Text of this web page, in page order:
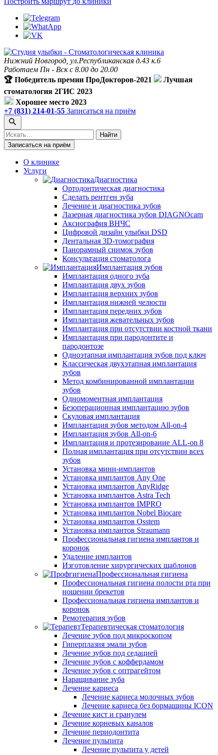
Нижний Новгород, ул.Республиканская д.43 к.6
Работаем Пн - Вск с 8.00 до 20.00
🏆 Победитель премии ПроДокторов-2021
Лучшая
стоматология 2ГИС 2023
Хорошее место 2023
+7 (831) 214-01-55 Записаться на приём
Поиск
по
сайту
Найти
Записаться на приём
О клинике
Услуги
Диагностика
Ортодонтическая диагностика
Сделать рентген зуба
Лечение и диагностика зубов
Лазерная диагностика зубов DIAGNOcam
Аксиография ВНЧС
Цифровой дизайн улыбки DSD
Дентальная 3D-томография
Панорамный снимок зубов
Консультация стоматолога
Имплантация зубов
Имплантация одного зуба
Имплантация двух зубов
Имплантация верхних зубов
Имплантация нижней челюсти
Имплантация передних зубов
Имплантация жевательных зубов
Имплантация при отсутствии костной ткани
Имплантация при пародонтите и
пародонтозе
Одноэтапная имплантация зубов под ключ
Классическая двухэтапная имплантация
зубов
Метод комбинированной имплантации
зубов
Одномоментная имплантация
Безоперационная имплантацию зубов
Скуловая имплантация
Имплантация зубов методом All-on-4
Имплантация зубов All-on-6
Имплантация и протезирование ALL-on 8
Полная имплантация при отсутствии всех
зубов
Установка мини-имплантов
Установка имплантов Any One
Установка имплантов AnyRidge
Установка имплантов Astra Tech
Установка имплантов IMPRO
Установка имплантов Nobel Biocare
Установка имплантов Osstem
Установка имплантов Straumann
Профессиональная гигиена имплантов и
коронок
Удаление имплантов
Изготовление хирургических шаблонов
Профессиональная гигиена
Профессиональная гигиена полости рта при
ношении брекетов
Профессиональная гигиена имплантов и
коронок
Ремотерапия зубов
Терапевтическая стоматология
Лечение зубов под микроскопом
Гиперплазия эмали зубов
Лечение зубов под седацией
Лечение зубов с коффердамом
Лечение зубов с оптрагейтом
Наращивание зуба
Лечение кариеса
Лечение кариеса молочных зубов
Лечение кариеса без бормашины ICON
Лечение кист и гранулем
Лечение корневых каналов
Лечение периодонтита
Лечение пульпита
Лечение пульпита у детей